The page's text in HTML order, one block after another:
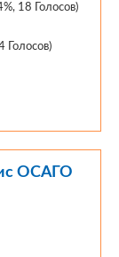
18 Голосов)
Голосов)
ОСАГО